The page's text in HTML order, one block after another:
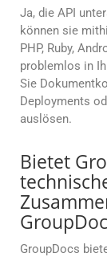
Ja, die API
können sie
PHP, Ruby,
problemlos in
Sie
Deployments
auslösen.
Bietet
GroupDocs